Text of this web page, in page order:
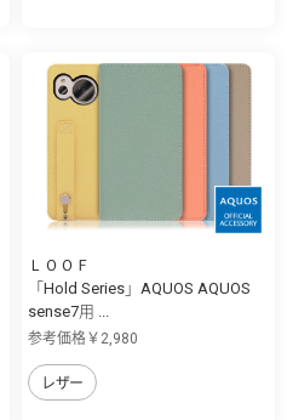
ＬＯＯＦ
「Hold Series」AQUOS AQUOS
sense7用 ...
参考価格￥2,980
レザー